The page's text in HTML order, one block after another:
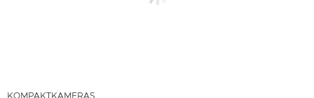
KOMPAKTKAMERAS